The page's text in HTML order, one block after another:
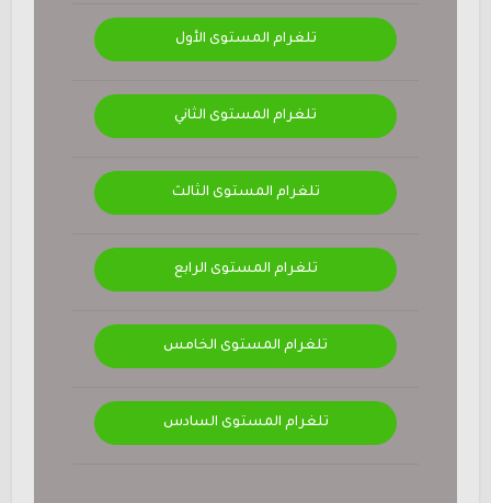
تلغرام المستوى الأول
تلغرام المستوى الثاني
تلغرام المستوى الثالث
تلغرام المستوى الرابع
تلغرام المستوى الخامس
تلغرام المستوى السادس